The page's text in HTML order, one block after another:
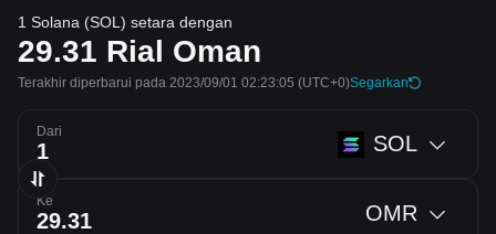
1 Solana (SOL) setara dengan
29.31 Rial Oman
Terakhir diperbarui pada 2023/09/01 02:23:05 (UTC+0)Segarkan
Dari SOL
Ke OMR